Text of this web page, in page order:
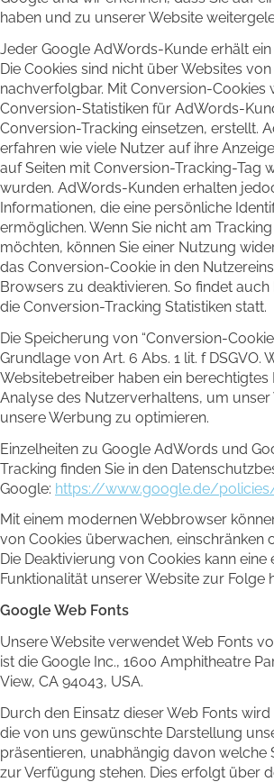
haben und zu unserer Website
Jeder Google AdWords-Kunde erhält ein
Die Cookies sind nicht über Websites
nachverfolgbar. Mit Conversion-Cookies
Conversion-Statistiken für AdWords-
Conversion-Tracking einsetzen, erstellt.
erfahren wie viele Nutzer auf ihre
auf Seiten mit Conversion-Tracking-Tag
wurden. AdWords-Kunden erhalten
Informationen, die eine persönliche
ermöglichen. Wenn Sie nicht am
möchten, können Sie einer Nutzung
das Conversion-Cookie in den
Browsers zu deaktivieren. So findet
die Conversion-Tracking Statistiken statt.
Die Speicherung von “Conversion-
Grundlage von Art. 6 Abs. 1 lit. f DSGVO.
Websitebetreiber haben ein berechtigtes
Analyse des Nutzerverhaltens, um
unsere Werbung zu optimieren.
Einzelheiten zu Google AdWords und
Tracking finden Sie in den
Google: https://www.google.de/
Mit einem modernen Webbrowser
von Cookies überwachen, einschränken
Die Deaktivierung von Cookies kann eine
Funktionalität unserer Website zur Folge
Google Web Fonts
Unsere Website verwendet Web Fonts
ist die Google Inc., 1600 Amphitheatre
View, CA 94043, USA.
Durch den Einsatz dieser Web Fonts
die von uns gewünschte Darstellung
präsentieren, unabhängig davon welche
zur Verfügung stehen. Dies erfolgt über